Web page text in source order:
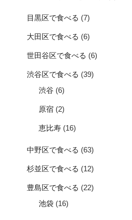
目黒区で食べる (7)
大田区で食べる (6)
世田谷区で食べる (6)
渋谷区で食べる (39)
渋谷 (6)
原宿 (2)
恵比寿 (16)
中野区で食べる (63)
杉並区で食べる (12)
豊島区で食べる (22)
池袋 (16)